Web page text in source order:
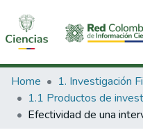
Communities & Collections
All of DSpace
Home